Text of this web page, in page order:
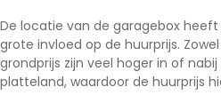
De locatie van de garagebox heeft
grote invloed op de huurprijs.
grondprijs zijn veel hoger in of
platteland, waardoor de huurprijs